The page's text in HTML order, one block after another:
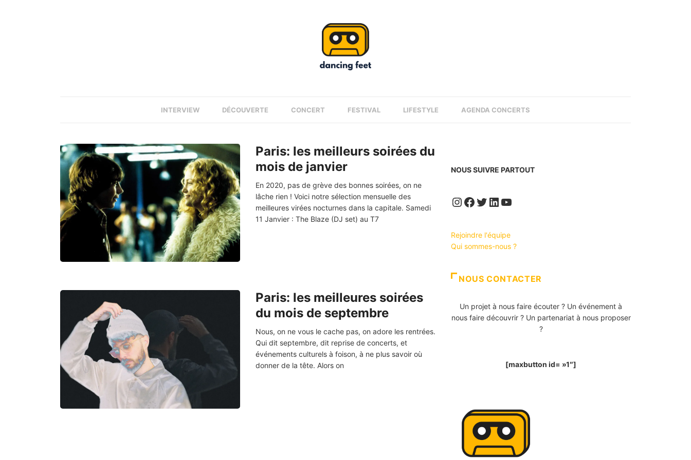
INTERVIEW DÉCOUVERTE CONCERT FESTIVAL LIFESTYLE AGENDA CONCERTS
Paris: les meilleurs soirées du
mois de janvier
En 2020, pas de grève des bonnes soirées, on ne
lâche rien ! Voici notre sélection mensuelle des
meilleures virées nocturnes dans la capitale. Samedi
11 Janvier : The Blaze (DJ set) au T7
Paris: les meilleures soirées
du mois de septembre
Nous, on ne vous le cache pas, on adore les rentrées.
Qui dit septembre, dit reprise de concerts, et
événements culturels à foison, à ne plus savoir où
donner de la tête. Alors on
NOUS SUIVRE PARTOUT
Instagram
Facebook
Twitter
LinkedIn
YouTube
Rejoindre l'équipe
Qui sommes-nous ?
NOUS CONTACTER
Un projet à nous faire écouter ? Un événement à
nous faire découvrir ? Un partenariat à nous proposer
?
[maxbutton id= »1″]